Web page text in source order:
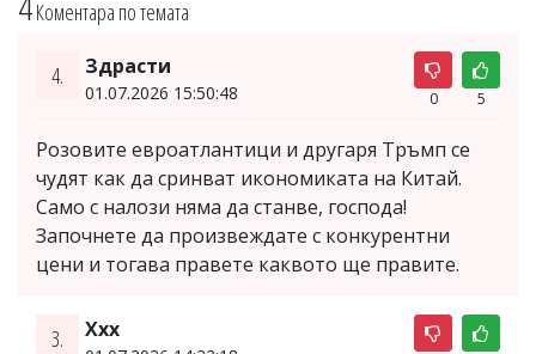
Коментара по темата
4. Здрасти
01.07.2026 15:50:48 0 5
Розовите евроатлантици и другаря Тръмп се
чудят как да сринват икономиката на Китай.
Само с налози няма да станве, господа!
Започнете да произвеждате с конкурентни
цени и тогава правете каквото ще правите.
3. Ххх